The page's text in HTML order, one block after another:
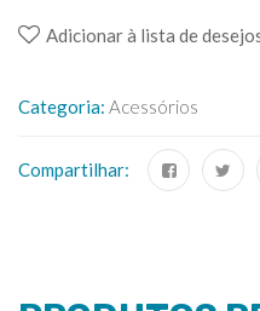
Adicionar à lista de
Categoria: Acessórios
Compartilhar: